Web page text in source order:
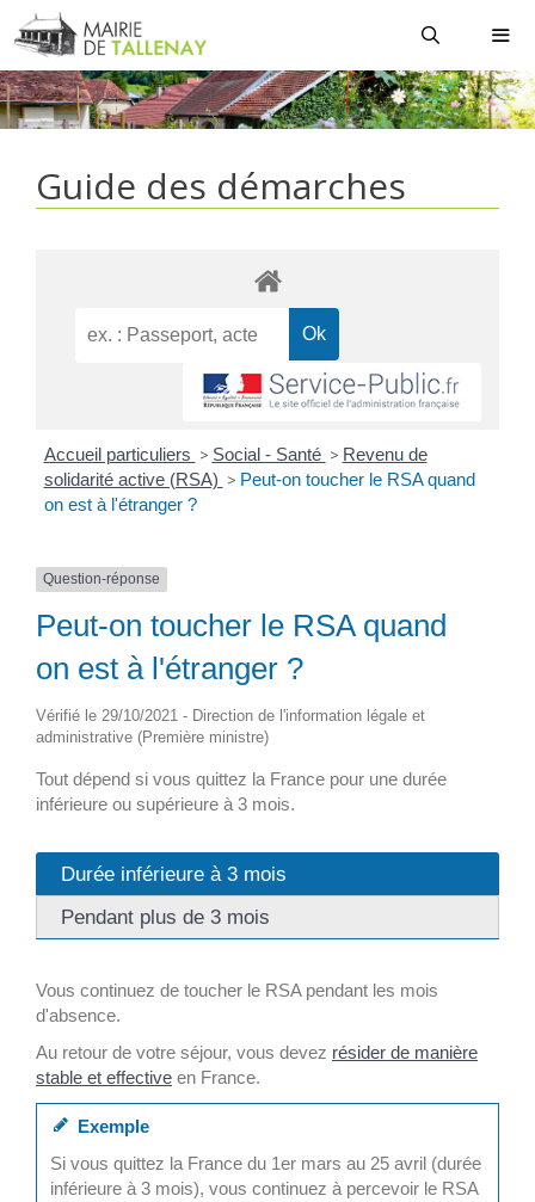
Aller
au
contenu
Guide des démarches
Accueil particuliers > Social - Santé > Revenu de
solidarité active (RSA) > Peut-on toucher le RSA quand
on est à l'étranger ?
Question-réponse
Peut-on toucher le RSA quand
on est à l'étranger ?
Vérifié le 29/10/2021 - Direction de l'information légale et
administrative (Première ministre)
Tout dépend si vous quittez la France pour une durée
inférieure ou supérieure à 3 mois.
Durée inférieure à 3 mois
Pendant plus de 3 mois
Vous continuez de toucher le RSA pendant les mois
d'absence.
Au retour de votre séjour, vous devez résider de manière
stable et effective en France.
Exemple
Si vous quittez la France du 1er mars au 25 avril (durée
inférieure à 3 mois), vous continuez à percevoir le RSA